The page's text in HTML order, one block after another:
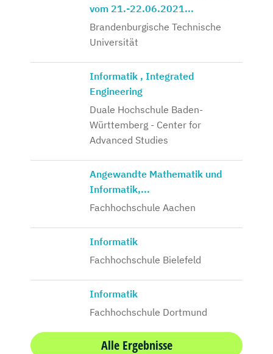
vom 21.-22.06.2021...
Brandenburgische Technische
Universität
Informatik , Integrated
Engineering
Duale Hochschule Baden-
Württemberg - Center for
Advanced Studies
Angewandte Mathematik und
Informatik,...
Fachhochschule Aachen
Informatik
Fachhochschule Bielefeld
Informatik
Fachhochschule Dortmund
Alle Ergebnisse